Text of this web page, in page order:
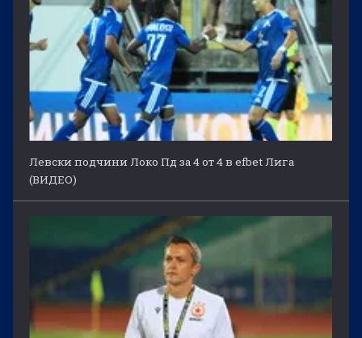
Левски подчини Локо Пд за 4 от 4 в efbet Лига
(ВИДЕО)